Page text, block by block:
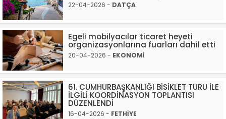
22-04-2026 - DATÇA
Egeli mobilyacılar ticaret heyeti
organizasyonlarına fuarları dahil etti
20-04-2026 - EKONOMİ
61. CUMHURBAŞKANLIĞI BİSİKLET TURU İLE
İLGİLİ KOORDİNASYON TOPLANTISI
DÜZENLENDİ
16-04-2026 - FETHİYE